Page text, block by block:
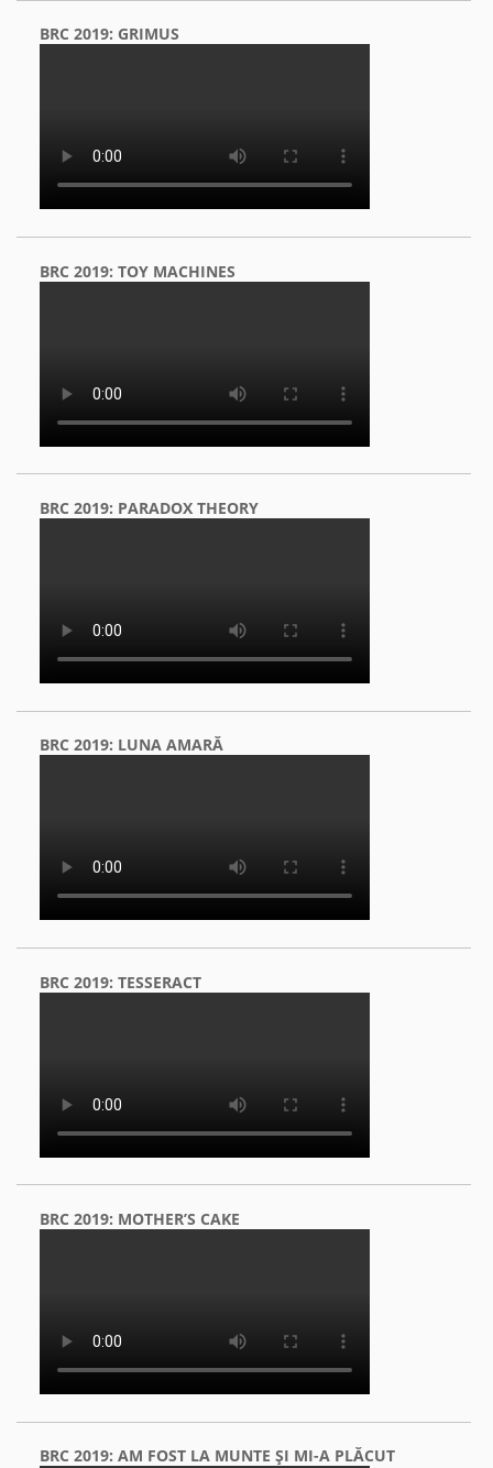
BRC 2019: GRIMUS
BRC 2019: TOY MACHINES
BRC 2019: PARADOX THEORY
BRC 2019: LUNA AMARĂ
BRC 2019: TESSERACT
BRC 2019: MOTHER’S CAKE
BRC 2019: AM FOST LA MUNTE ŞI MI-A PLĂCUT